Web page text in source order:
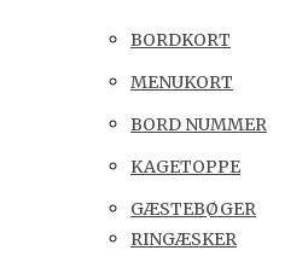
BORDKORT
MENUKORT
BORD NUMMER
KAGETOPPE
GÆSTEBØGER
RINGÆSKER